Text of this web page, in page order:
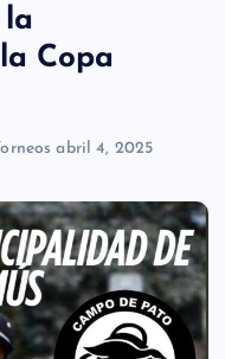
la
Copa
abril 4, 2025